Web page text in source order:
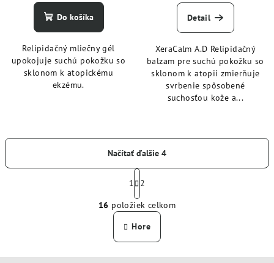
Do košíka
Relipidačný mliečny gél
upokojuje suchú pokožku so
sklonom k atopickému
ekzému.
Detail
XeraCalm A.D Relipidačný
balzam pre suchú pokožku so
sklonom k atopii zmierňuje
svrbenie spôsobené
suchosťou kože a...
O
v
l
á
Načítať ďalšie 4
S
t
r
á
n
k
o
v
1
2
16 položiek celkom
Hore